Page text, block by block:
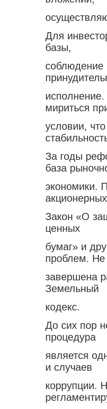
Для
базы,
соблюдение
мириться
условии,
За годы
база
экономики.
Закон «О
ценных
бумаг» и
проблем. Не
завершена
Земельный
кодекс.
До сих пор
процедура
является
и случаев
коррупции.